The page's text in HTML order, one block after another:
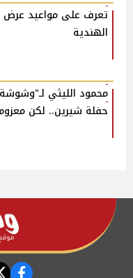
تعرف على مواعيد عرض
الهندية
محمود الليثي
حفلة شيرين.. لكن